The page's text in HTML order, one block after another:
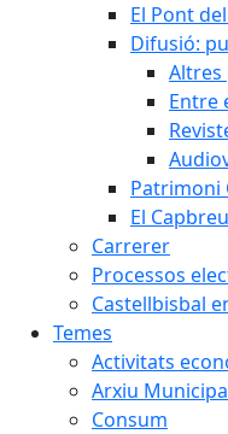
El Pont
Difusió:
Altres
Entre
Patrimoni
El
Carrerer
Processos
Castellbisbal
Temes
Activitats
Arxiu
Consum